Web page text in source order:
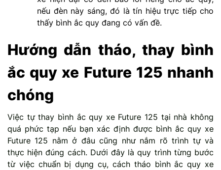
nếu đèn này sáng, đó là tín hiệu trực tiếp cho
thấy bình ắc quy đang có vấn đề.
Hướng dẫn tháo, thay bình
ắc quy xe Future 125 nhanh
chóng
Việc tự thay bình ắc quy xe Future 125 tại nhà không
quá phức tạp nếu bạn xác định được bình ắc quy xe
Future 125 nằm ở đâu cũng như nắm rõ trình tự và
thực hiện đúng cách. Dưới đây là quy trình từng bước
từ việc chuẩn bị dụng cụ, cách tháo bình ắc quy xe